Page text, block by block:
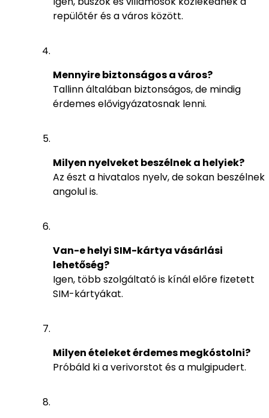
repülőtér és a város között.
Mennyire biztonságos a város?
Tallinn általában biztonságos, de mindig
érdemes elővigyázatosnak lenni.
Milyen nyelveket beszélnek a helyiek?
Az észt a hivatalos nyelv, de sokan beszélnek
angolul is.
Van-e helyi SIM-kártya vásárlási
lehetőség?
Igen, több szolgáltató is kínál előre fizetett
SIM-kártyákat.
Milyen ételeket érdemes megkóstolni?
Próbáld ki a verivorstot és a mulgipudert.